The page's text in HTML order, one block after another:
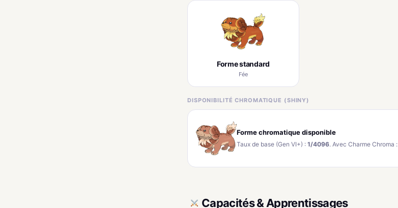
Forme standard
Fée
DISPONIBILITÉ CHROMATIQUE (SHINY)
Forme chromatique disponible
Taux de base (Gen VI+) : 1/4096. Avec Charme Chroma :
Capacités & Apprentissages